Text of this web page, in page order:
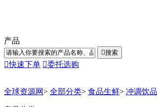
产品
搜索
快速下单 委托选购
全球资源网> 全部分类> 食品生鲜> 冲调饮品